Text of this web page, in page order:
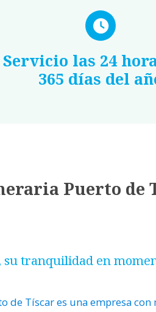
Servicio las 24
365 días del
Puerto de
tranquilidad en
de Tíscar es una empresa con